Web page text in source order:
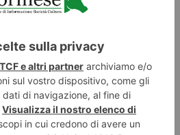
POST RECENTI